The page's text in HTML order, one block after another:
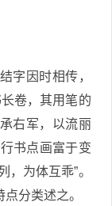
字因时相传，
卷，其用笔的
右军，以流丽
书点画富于变
，为体互乖”。
分类述之。